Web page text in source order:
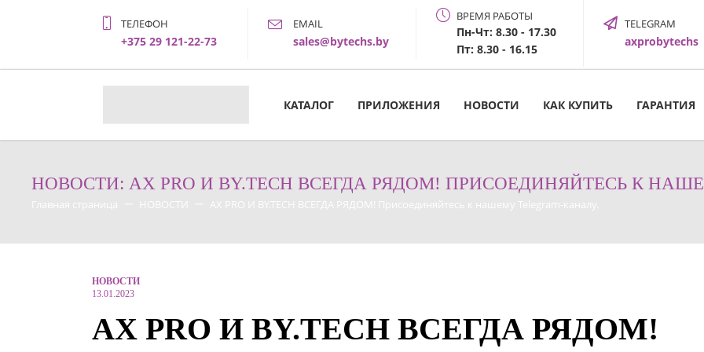
ТЕЛЕФОН
+375 29 121-22-73
EMAIL
sales@bytechs.by
ВРЕМЯ РАБОТЫ
Пн-Чт: 8.30 - 17.30
Пт: 8.30 - 16.15
TELEGRAM
axprobytechs
КАТАЛОГ ПРИЛОЖЕНИЯ НОВОСТИ КАК КУПИТЬ ГАРАНТИЯ
НОВОСТИ: AX PRO И BY.TECH ВСЕГДА РЯДОМ! ПРИСОЕДИНЯЙТЕСЬ К
Главная страница НОВОСТИ AX PRO И BY.TECH ВСЕГДА РЯДОМ! Присоединяйтесь к нашему Telegram-каналу.
НОВОСТИ
13.01.2023
AX PRO И BY.TECH ВСЕГДА РЯДОМ!